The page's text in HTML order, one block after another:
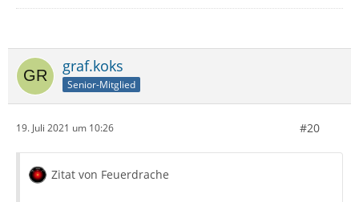
graf.koks
Senior-Mitglied
19. Juli 2021 um 10:26 #20
Zitat von Feuerdrache